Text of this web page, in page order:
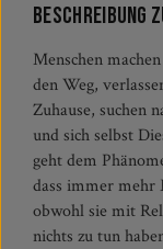
Beschreibung
Menschen
den Weg,
Zuhause, suchen
und sich selbst
geht dem
dass immer mehr
obwohl sie mit
nichts zu tun
franziskanischen
und der Aspekt
und Fremdling
große Rolle.
verbunden ist
die sich nicht an
an Dingen und